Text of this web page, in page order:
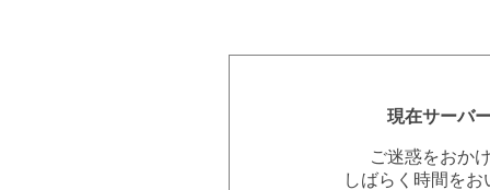
現在サーバ
ご迷惑をおか
しばらく時間を